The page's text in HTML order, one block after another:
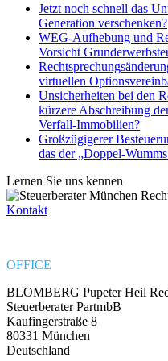
Jetzt noch schnell das
Generation verschenken?
WEG-Aufhebung und
Vorsicht
virtuellen
Unsicherheiten bei den
kürzere Abschreibung
Verfall-Immobilien?
Großzügigerer
das der „Doppel-
Lernen Sie uns kennen
Kontakt
OFFICE
BLOMBERG Pupeter Heil
Steuerberater PartmbB
Kaufingerstraße 8
80331 München
Deutschland